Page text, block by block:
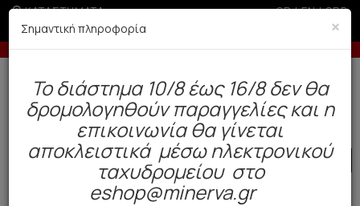
ΚΑΤΑΣΤΗΜΑΤΑ GR|EN|SRB
με πιστωτική άνω των 100€ -10% σε
Δωρεάν αποστολή άνω των 49€. Παράδοση σε 3-5 εργάσιμες.
Γυναίκα Εσώρουχα Everyday Σλιπ
SALE
×
Σημαντική πληροφορία
To διάστημα 10/8 έως 16/8 δεν θα
δρομολογηθούν παραγγελίες και η
επικοινωνία θα γίνεται
αποκλειστικά μέσω ηλεκτρονικού
ταχυδρομείου στο
eshop@minerva.gr